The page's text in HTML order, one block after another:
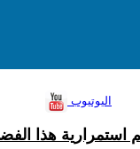
اليوتيوب
هذا